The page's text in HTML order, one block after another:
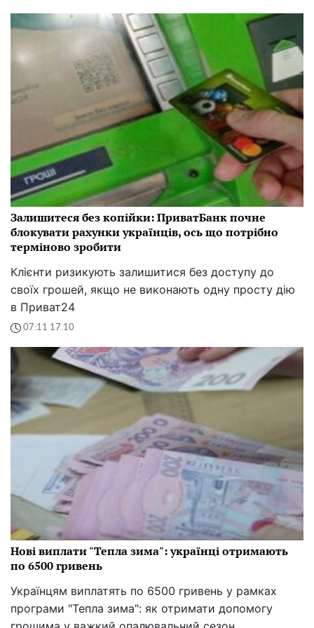
Залишитеся без копійки: ПриватБанк почне
блокувати рахунки українців, ось що потрібно
терміново зробити
Клієнти ризикують залишитися без доступу до
своїх грошей, якщо не виконають одну просту дію
в Приват24
07:11 17.10
Нові виплати "Тепла зима": українці отримають
по 6500 гривень
Українцям виплатять по 6500 гривень у рамках
програми "Тепла зима": як отримати допомогу